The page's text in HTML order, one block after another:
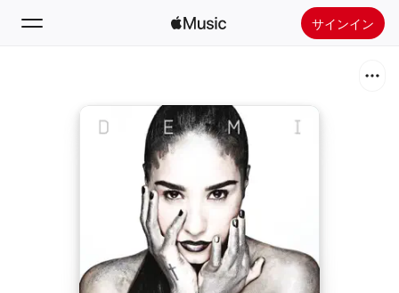
サインイン
Apple Musicをインストール